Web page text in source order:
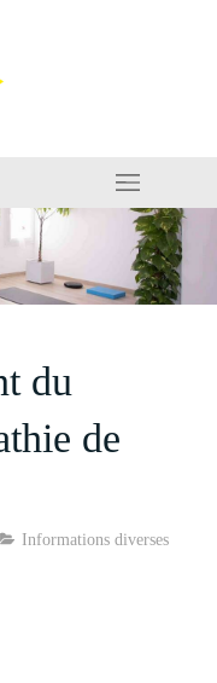
du
de
Informations diverses